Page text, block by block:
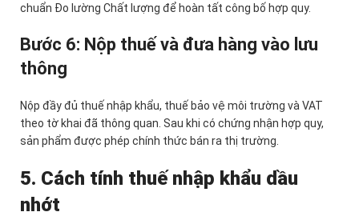
chuẩn Đo lường Chất lượng để hoàn tất công bố hợp quy.
Bước 6: Nộp thuế và đưa hàng vào lưu
thông
Nộp đầy đủ thuế nhập khẩu, thuế bảo vệ môi trường và VAT
theo tờ khai đã thông quan. Sau khi có chứng nhận hợp quy,
sản phẩm được phép chính thức bán ra thị trường.
5. Cách tính thuế nhập khẩu dầu
nhớt